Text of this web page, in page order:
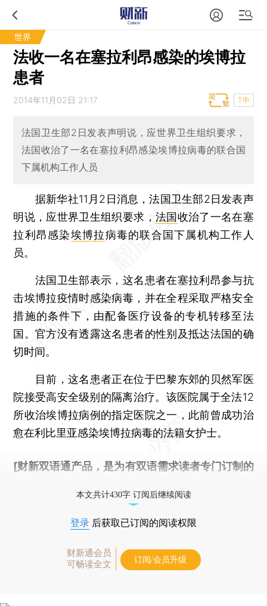
世界
法收一名在塞拉利昂感染的埃博拉
患者
2014年11月02日 21:17 T中
法国卫生部2日发表声明说，应世界卫生组织要求，
法国收治了一名在塞拉利昂感染埃博拉病毒的联合国
下属机构工作人员
据新华社11月2日消息，法国卫生部2日发表声
明说，应世界卫生组织要求， 法国收治了一名在塞
拉利昂感染埃博拉病毒的联合国下属机构工作人
员。
法国卫生部表示，这名患者在塞拉利昂参与抗
击埃博拉疫情时感染病毒，并在全程采取严格安全
措施的条件下，由配备医疗设备的专机转移至法
国。官方没有透露这名患者的性别及抵达法国的确
切时间。
目前，这名患者正在位于巴黎东郊的贝然军医
院接受高安全级别的隔离治疗。该医院属于全法12
所收治埃博拉病例的指定医院之一，此前曾成功治
愈在利比里亚感染埃博拉病毒的法籍女护士。
[财新双语通产品，是为有双语需求读者专门订制的
本文共计430字 订阅后继续阅读
登录 后获取已订阅的阅读权限
财新通会员
可畅读全文
订阅/会员升级